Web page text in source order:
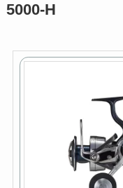
5000-H